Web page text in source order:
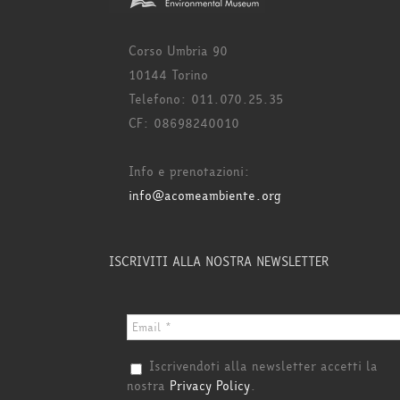
Corso Umbria 90
10144 Torino
Telefono: 011.070.25.35
CF: 08698240010
Info e prenotazioni:
info@acomeambiente.org
ISCRIVITI ALLA NOSTRA NEWSLETTER
Iscrivendoti alla newsletter accetti la
nostra Privacy Policy.